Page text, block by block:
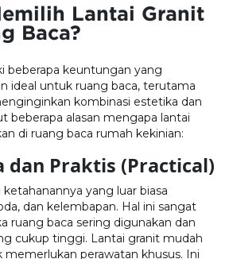
Lantai Granit
Baca?
beberapa keuntungan yang
ideal untuk ruang baca, terutama
kombinasi estetika dan
beberapa alasan mengapa lantai
di ruang baca rumah kekinian:
dan Praktis (Practical)
ketahanannya yang luar biasa
dan kelembapan. Hal ini sangat
ruang baca sering digunakan dan
cukup tinggi. Lantai granit mudah
memerlukan perawatan khusus. Ini